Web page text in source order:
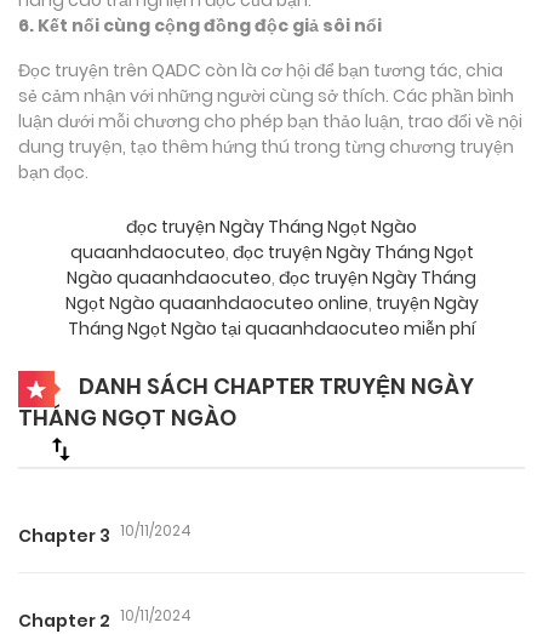
6. Kết nối cùng cộng đồng độc giả sôi nổi
Đọc truyện trên QADC còn là cơ hội để bạn tương tác, chia
sẻ cảm nhận với những người cùng sở thích. Các phần bình
luận dưới mỗi chương cho phép bạn thảo luận, trao đổi về nội
dung truyện, tạo thêm hứng thú trong từng chương truyện
bạn đọc.
đọc truyện Ngày Tháng Ngọt Ngào
quaanhdaocuteo, đọc truyện Ngày Tháng Ngọt
Ngào quaanhdaocuteo, đọc truyện Ngày Tháng
Ngọt Ngào quaanhdaocuteo online, truyện Ngày
Tháng Ngọt Ngào tại quaanhdaocuteo miễn phí
DANH SÁCH CHAPTER TRUYỆN NGÀY
THÁNG NGỌT NGÀO
Chapter 3 10/11/2024
Chapter 2 10/11/2024